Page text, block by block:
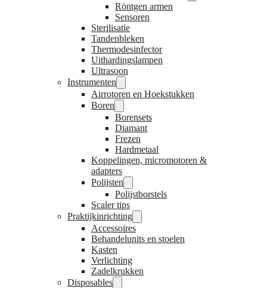
Röntgen armen
Sensoren
Sterilisatie
Tandenbleken
Thermodesinfector
Uithardingslampen
Ultrasoon
Instrumenten
Airrotoren en Hoekstukken
Boren
Borensets
Diamant
Frezen
Hardmetaal
Koppelingen, micromotoren &
adapters
Polijsten
Polijstborstels
Scaler tips
Praktijkinrichting
Accessoires
Behandelunits en stoelen
Kasten
Verlichting
Zadelkrukken
Disposables